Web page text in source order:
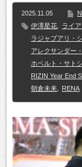
2025.11.05
伊澤星花
ライ
ラジャブアリ・
アレクサンダー
ホベルト・サト
RIZIN Year End
朝倉未来
RENA